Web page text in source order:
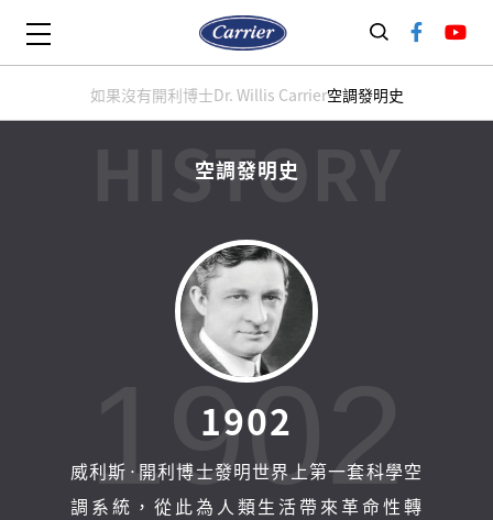
如果沒有開利博士Dr. Willis Carrier空調發明史
空調發明史
1902
1902
威利斯·開利博士發明世界上第一套科學空
調系統，從此為人類生活帶來革命性轉